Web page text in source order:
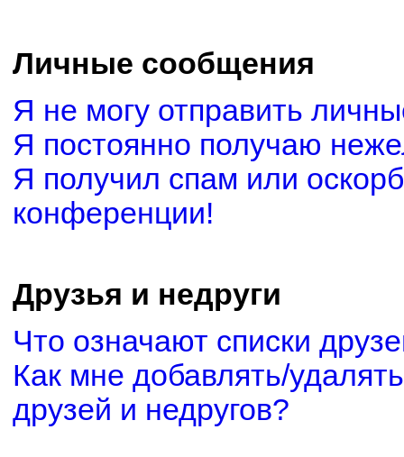
Личные сообщения
Я не могу отправить
Я постоянно получаю
Я получил спам или
конференции!
Друзья и недруги
Что означают списки
Как мне добавлять/
друзей и недругов?